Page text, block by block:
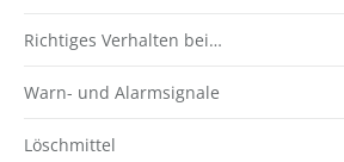
Richtiges Verhalten bei…
Warn- und Alarmsignale
Löschmittel